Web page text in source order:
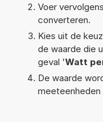
Voer
converteren.
Kies uit de
de waarde die
geval 'Watt
De waarde
meeteenheden